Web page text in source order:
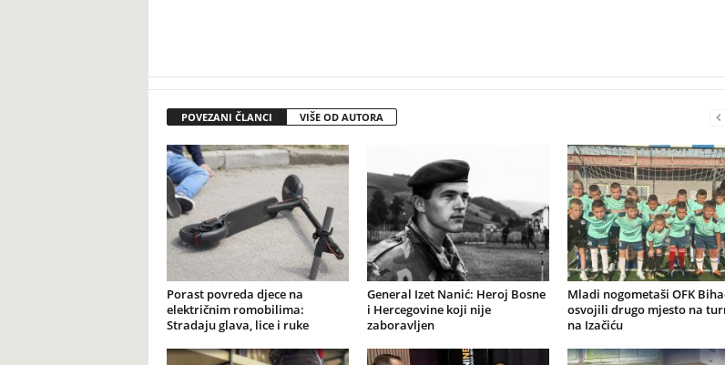
POVEZANI ČLANCI VIŠE OD AUTORA
Porast povreda djece na
električnim romobilima:
Stradaju glava, lice i ruke
General Izet Nanić: Heroj Bosne
i Hercegovine koji nije
zaboravljen
Mladi nogometaši OFK
osvojili drugo mjesto na
na Izačiću